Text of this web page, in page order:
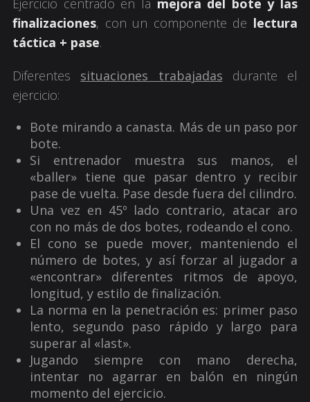
Ejercicio centrado en la mejora del bote y las
finalizaciones, con un componente de lectura
táctica + pase.
Diferentes situaciones trabajadas durante el
ejercicio:
Bote mirando a canasta. Más de un paso por
bote.
Si entrenador muestra sus manos, el
«baller» tiene que pasar dentro y recibir
pase de vuelta. Pase desde fuera del cilindro.
Una vez en 45º lado contrario, atacar aro
con no más de dos botes, rodeando el cono.
El cono se puede mover, manteniendo el
número de botes, y así forzar al jugador a
«encontrar» diferentes ritmos de apoyo,
longitud, y estilo de finalización.
La norma en la penetración es: primer paso
lento, segundo paso rápido y largo para
superar al «last».
Jugando siempre con mano derecha,
intentar no agarrar en balón en ningún
momento del ejercicio.